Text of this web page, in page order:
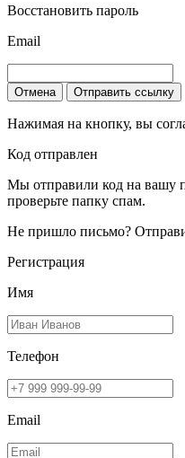
Восстановить пароль
Email
Отмена Отправить ссылку
Нажимая на кнопку, вы
Код отправлен
Мы отправили код на вашу
проверьте папку спам.
Не пришло письмо?
Регистрация
Имя
Телефон
Email